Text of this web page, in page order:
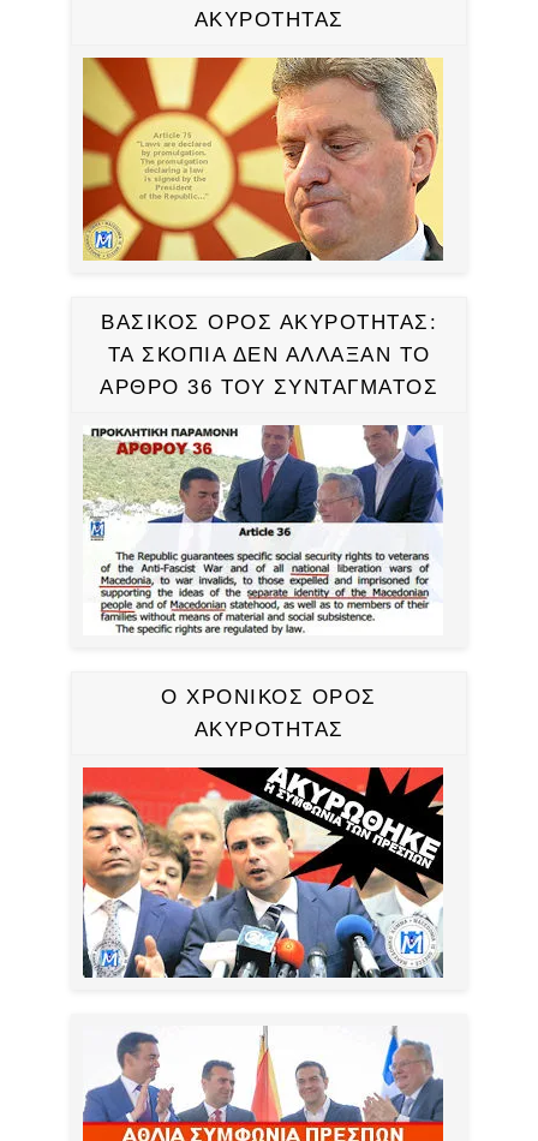
ΑΚΥΡΟΤΗΤΑΣ
ΒΑΣΙΚΟΣ ΟΡΟΣ ΑΚΥΡΟΤΗΤΑΣ:
ΤΑ ΣΚΟΠΙΑ ΔΕΝ ΑΛΛΑΞΑΝ ΤΟ
ΑΡΘΡΟ 36 ΤΟΥ ΣΥΝΤΑΓΜΑΤΟΣ
Ο ΧΡΟΝΙΚΟΣ ΟΡΟΣ
ΑΚΥΡΟΤΗΤΑΣ